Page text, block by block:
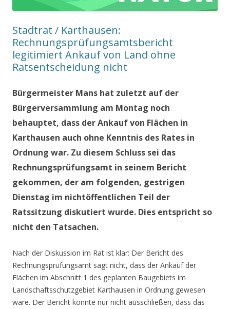
Stadtrat / Karthausen:
Rechnungsprüfungsamtsbericht
legitimiert Ankauf von Land ohne
Ratsentscheidung nicht
Bürgermeister Mans hat zuletzt auf der
Bürgerversammlung am Montag noch
behauptet, dass der Ankauf von Flächen in
Karthausen auch ohne Kenntnis des Rates in
Ordnung war. Zu diesem Schluss sei das
Rechnungsprüfungsamt in seinem Bericht
gekommen, der am folgenden, gestrigen
Dienstag im nichtöffentlichen Teil der
Ratssitzung diskutiert wurde. Dies entspricht so
nicht den Tatsachen.
Nach der Diskussion im Rat ist klar: Der Bericht des
Rechnungsprüfungsamt sagt nicht, dass der Ankauf der
Flächen im Abschnitt 1 des geplanten Baugebiets im
Landschaftsschutzgebiet Karthausen in Ordnung gewesen
wäre. Der Bericht konnte nur nicht ausschließen, dass das